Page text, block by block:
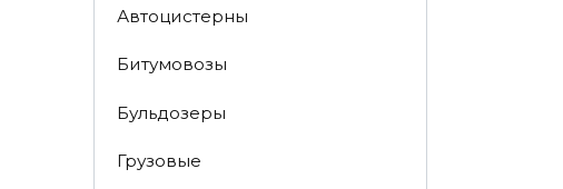
Автоцистерны
Битумовозы
Бульдозеры
Грузовые